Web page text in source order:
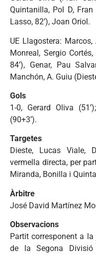
Quintanilla, Pol D,
Lasso, 82’), Joan Oriol .
UE Llagostera:
Monreal, Sergio
84’), Genar, Pau
Manchón, A. Guiu
Gols
1-0, Gerard Oliva
(90+3’).
Targetes
Dieste, Lucas Viale,
vermella directa, per
Miranda, Bonilla i
Àrbitre
José David Martínez
Observacions
Partit corresponent a
de la Segona